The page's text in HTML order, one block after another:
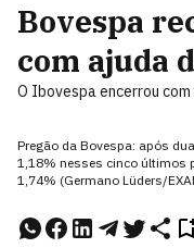
Bovespa
com ajuda
O Ibovespa encerrou
Pregão da Bovespa: após
1,18% nesses cinco últimos
1,74% (Germano Lüders/